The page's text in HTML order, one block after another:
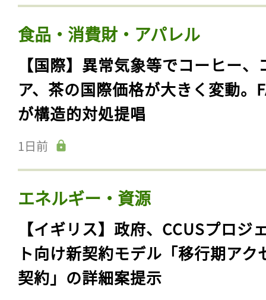
食品・消費財・アパレル
【国際】異常気象等でコーヒー、
ア、茶の国際価格が大きく変動。
が構造的対処提唱
1日前
エネルギー・資源
【イギリス】政府、CCUSプロジ
ト向け新契約モデル「移行期アク
契約」の詳細案提示